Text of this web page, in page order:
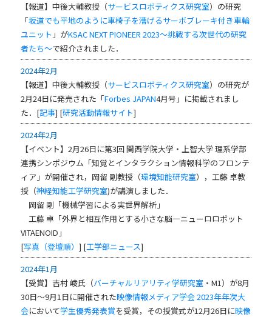
【報道】中後大輔教授（サービスロボティクス研究室）の研究
「坂道でも平地のように車椅子を漕げるサーボブレーキ付き車輪
ユニット 」がKSACNEXT PIONEER 2023～挑戦する次世代の研究
者たち～で紹介されました．
2024年2月
【報道】中後大輔教授（サービスロボティクス研究室）の研究が
2月24日に発売された「Forbes JAPAN4月号」に掲載されまし
た．[記事] [研究活動情報サイト]
2024年2月
【イベント】2月26日に第3回 関西学院大学・上智大学 理系学部
連携シンポジウム「知覚とインタラクション情報科学のフロンテ
ィア」が開催され，岡留 剛教授（環境知能研究室），工藤 卓教
授（神経知能工学研究室)が講演しました．
岡留 剛「機械学習による実世界解析」
工藤 卓「外界と相互作用とする小さな脳―ニューロロボット
VITAENOID」
[写真（登壇順）] [工学部ニュース]
2024年1月
【受賞】吉村 崚氏（バーチャルリアリティ学研究室 ・M1）が8月
30日～9月1日に開催された映像情報メディア学会 2023年年次大
会において学生優秀発表賞を受賞，その授賞式が12月26日に映像